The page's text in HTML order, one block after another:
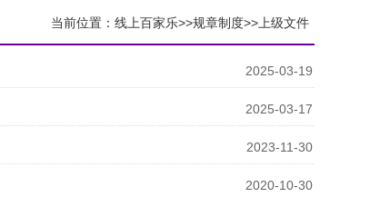
当前位置： 线上百家乐>>规章制度>> 上级文件
2025-03-19
2025-03-17
2023-11-30
2020-10-30